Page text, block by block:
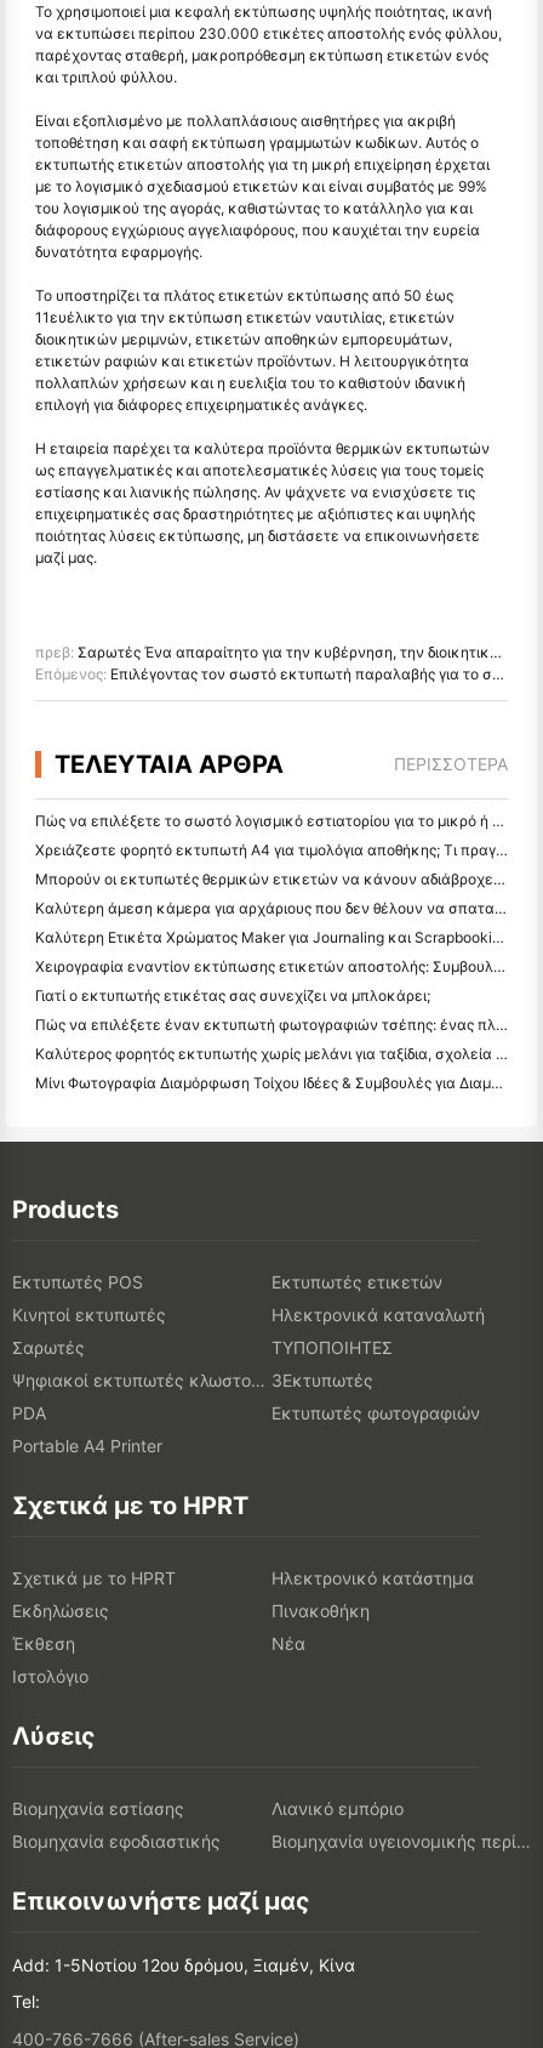
Το χρησιμοποιεί μια κεφαλή εκτύπωσης υψηλής ποιότητας, ικανή
να εκτυπώσει περίπου 230.000 ετικέτες αποστολής ενός φύλλου,
παρέχοντας σταθερή, μακροπρόθεσμη εκτύπωση ετικετών ενός
και τριπλού φύλλου.
Είναι εξοπλισμένο με πολλαπλάσιους αισθητήρες για ακριβή
τοποθέτηση και σαφή εκτύπωση γραμμωτών κωδίκων. Αυτός ο
εκτυπωτής ετικετών αποστολής για τη μικρή επιχείρηση έρχεται
με το λογισμικό σχεδιασμού ετικετών και είναι συμβατός με 99%
του λογισμικού της αγοράς, καθιστώντας το κατάλληλο για και
διάφορους εγχώριους αγγελιαφόρους, που καυχιέται την ευρεία
δυνατότητα εφαρμογής.
Το υποστηρίζει τα πλάτος ετικετών εκτύπωσης από 50 έως
11ευέλικτο για την εκτύπωση ετικετών ναυτιλίας, ετικετών
διοικητικών μεριμνών, ετικετών αποθηκών εμπορευμάτων,
ετικετών ραφιών και ετικετών προϊόντων. Η λειτουργικότητα
πολλαπλών χρήσεων και η ευελιξία του το καθιστούν ιδανική
επιλογή για διάφορες επιχειρηματικές ανάγκες.
Η εταιρεία παρέχει τα καλύτερα προϊόντα θερμικών εκτυπωτών
ως επαγγελματικές και αποτελεσματικές λύσεις για τους τομείς
εστίασης και λιανικής πώλησης. Αν ψάχνετε να ενισχύσετε τις
επιχειρηματικές σας δραστηριότητες με αξιόπιστες και υψηλής
ποιότητας λύσεις εκτύπωσης, μη διστάσετε να επικοινωνήσετε
μαζί μας.
πρεβ: Σαρωτές Ένα απαραίτητο για την κυβέρνηση, την διοικητική μέριμνα και τη διαχείριση εγγράφων
Επόμενος: Επιλέγοντας τον σωστό εκτυπωτή παραλαβής για το σύστημα καταστημάτων γάλακτος και τσαγιού φυσαλίδων
ΤΕΛΕΥΤΑΙΑ ΑΡΘΡΑ ΠΕΡΙΣΣΌΤΕΡΑ
Πώς να επιλέξετε το σωστό λογισμικό εστιατορίου για το μικρό ή μεσαίο σας εστιατόριο
Χρειάζεστε φορητό εκτυπωτή A4 για τιμολόγια αποθήκης; Τι πραγματικά λειτουργεί
Μπορούν οι εκτυπωτές θερμικών ετικετών να κάνουν αδιάβροχες ετικέτες για προϊόντα μικρών επιχειρήσεων;
Καλύτερη άμεση κάμερα για αρχάριους που δεν θέλουν να σπαταλήσουν χαρτί
Καλύτερη Ετικέτα Χρώματος Maker για Journaling και Scrapbooking: Προσθέστε Περισσότερο Χρώμα σε Κάθε Σελίδα
Χειρογραφία εναντίον εκτύπωσης ετικετών αποστολής: Συμβουλές για τις μικρές επιχειρήσεις το 2026
Γιατί ο εκτυπωτής ετικέτας σας συνεχίζει να μπλοκάρει;
Πώς να επιλέξετε έναν εκτυπωτή φωτογραφιών τσέπης: ένας πλήρης οδηγός για τους χρήστες ημερολογίου, ταξιδιών και iPhone
Καλύτερος φορητός εκτυπωτής χωρίς μελάνι για ταξίδια, σχολεία και κινητή εργασία: Hanin MT620 Pro Review
Μίνι Φωτογραφία Διαμόρφωση Τοίχου Ιδέες & Συμβουλές για Διαμόρφωση Υπνοδωματίου και Κοιτώνα
Products
Εκτυπωτές POS
Εκτυπωτές ετικετών
Κινητοί εκτυπωτές
Ηλεκτρονικά καταναλωτή
Σαρωτές
ΤΥΠΟΠΟΙΗΤΕΣ
Ψηφιακοί εκτυπωτές κλωστοϋφαντουργικών προϊόντων 3Εκτυπωτές
PDA
Εκτυπωτές φωτογραφιών
Portable A4 Printer
Σχετικά με το HPRT
Σχετικά με το HPRT
Ηλεκτρονικό κατάστημα
Εκδηλώσεις
Πινακοθήκη
Έκθεση
Νέα
Ιστολόγιο
Λύσεις
Βιομηχανία εστίασης
Λιανικό εμπόριο
Βιομηχανία εφοδιαστικής
Βιομηχανία υγειονομικής περίθαλψης
Επικοινωνήστε μαζί μας
Add: 1-5Νοτίου 12ου δρόμου, Ξιαμέν, Κίνα
Tel:
400-766-7666 (After-sales Service)